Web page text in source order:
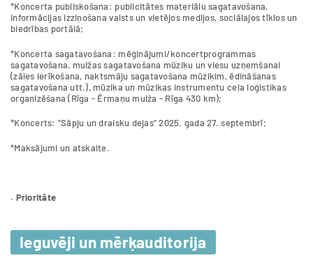
*Koncerta publiskošana: publicitātes materiālu sagatavošana,
informācijas izziņošana valsts un vietējos medijos, sociālajos tīklos un
biedrības portālā;
*Koncerta sagatavošana: mēģinājumi/koncertprogrammas
sagatavošana, muižas sagatavošana mūziķu un viesu uzņemšanai
(zāles ierīkošana, naktsmāju sagatavošana mūziķim, ēdināšanas
sagatavošana utt.), mūziķa un mūzikas instrumentu ceļa loģistikas
organizēšana (Rīga - Ērmaņu muiža - Rīga 430 km);
*Koncerts: "Sāpju un draisku dejas" 2025. gada 27. septembrī;
*Maksājumi un atskaite.
. Prioritāte
Ieguvēji un mērķauditorija